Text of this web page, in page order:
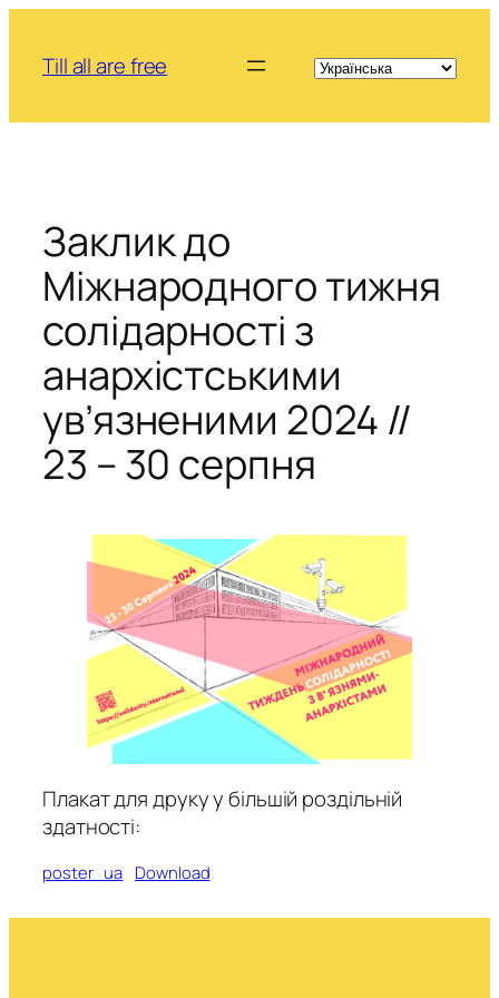
content
Till all are free
Заклик до
Міжнародного тижня
солідарності з
анархістськими
ув’язненими 2024 //
23 – 30 серпня
Плакат для друку у більшій роздільній
здатності:
poster_ua Download